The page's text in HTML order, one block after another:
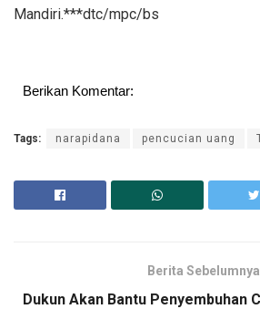
Mandiri.***dtc/mpc/bs
Berikan Komentar:
Tags: narapidana pencucian uang
Berita Sebelumnya
Dukun Akan Bantu Penyembuhan